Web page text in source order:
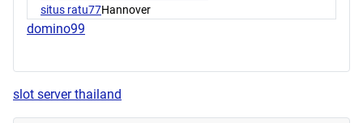
situs ratu77Hannover
domino99
slot server thailand